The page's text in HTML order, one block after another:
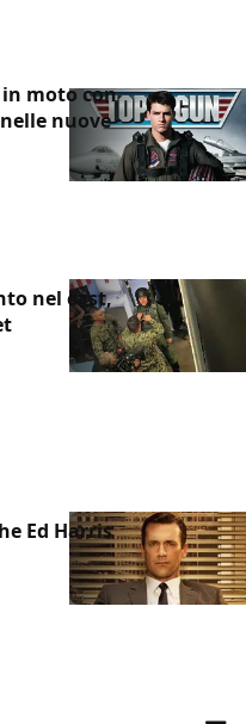
in moto con
nuove
nel cast,
Ed Harris